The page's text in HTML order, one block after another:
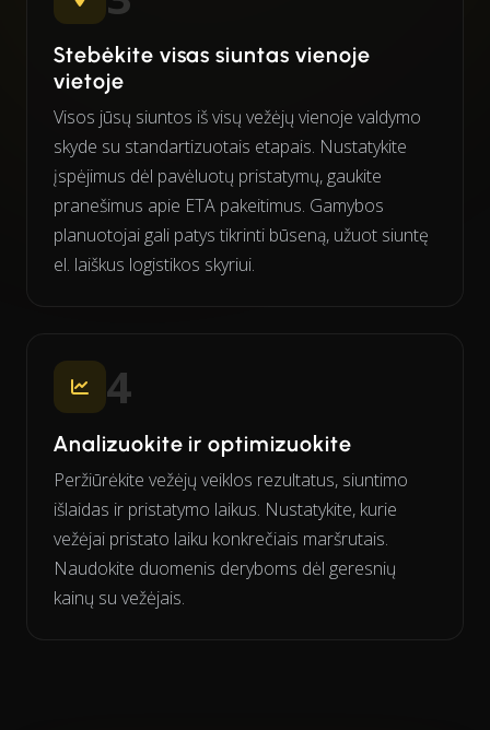
Stebėkite visas siuntas vienoje
vietoje
Visos jūsų siuntos iš visų vežėjų vienoje valdymo
skyde su standartizuotais etapais. Nustatykite
įspėjimus dėl pavėluotų pristatymų, gaukite
pranešimus apie ETA pakeitimus. Gamybos
planuotojai gali patys tikrinti būseną, užuot siuntę
el. laiškus logistikos skyriui.
4
Analizuokite ir optimizuokite
Peržiūrėkite vežėjų veiklos rezultatus, siuntimo
išlaidas ir pristatymo laikus. Nustatykite, kurie
vežėjai pristato laiku konkrečiais maršrutais.
Naudokite duomenis deryboms dėl geresnių
kainų su vežėjais.